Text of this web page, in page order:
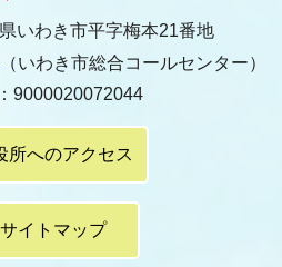
いわき市平字梅本21番地
（いわき市総合コールセンター）
9000020072044
所へのアクセス
サイトマップ